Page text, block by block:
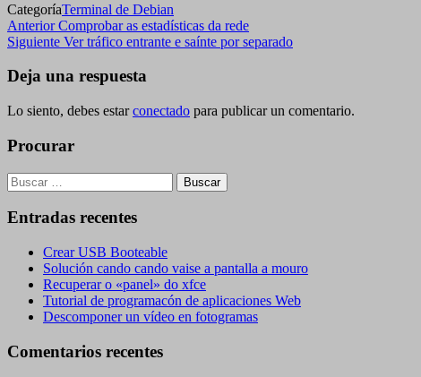
CategoríaTerminal de Debian
Navegación
de
entradas
Entrada
anterior
Anterior Comprobar as estadísticas da rede
Siguiente
Siguiente Ver tráfico entrante e saínte por separado
Deja una respuesta
Lo siento, debes estarconectado para publicar un comentario.
Procurar
Buscar:
Entradas recentes
Crear USB Booteable
Solución cando cando vaise a pantalla a mouro
Recuperar o «panel» do xfce
Tutorial de programacón de aplicaciones Web
Descomponer un vídeo en fotogramas
Comentarios recentes